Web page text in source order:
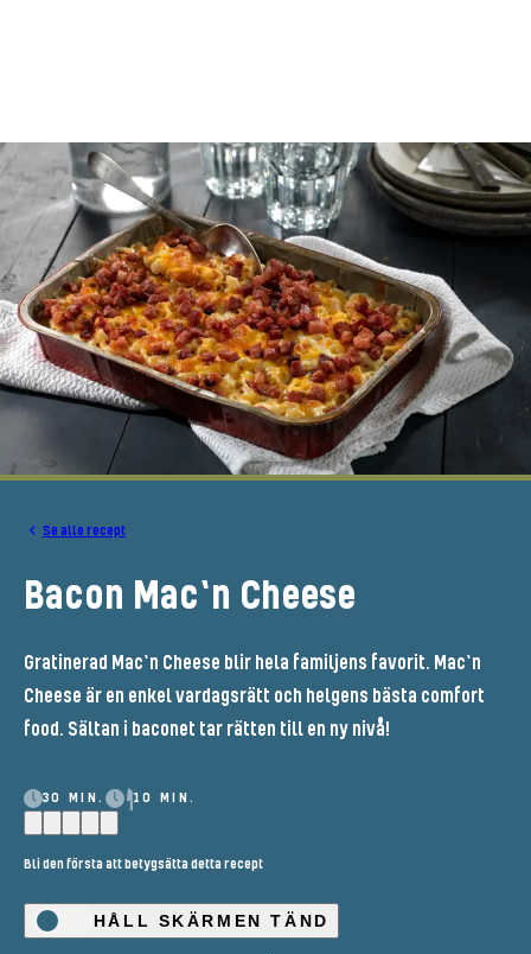
Se alle recept
Bacon Mac`n Cheese
Gratinerad Mac`n Cheese blir hela familjens favorit. Mac`n
Cheese är en enkel vardagsrätt och helgens bästa comfort
food. Sältan i baconet tar rätten till en ny nivå!
30 MIN. 10 MIN.
Bli den första att betygsätta detta recept
HÅLL SKÄRMEN TÄND